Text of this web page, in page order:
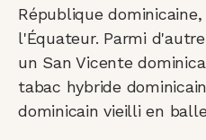
République
l'Équateur. Parmi
un San Vicente
tabac hybride
dominicain vieilli en